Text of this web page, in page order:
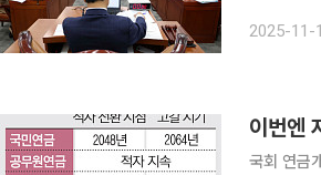
금특위에
2025-11-
이번엔
국회 연금